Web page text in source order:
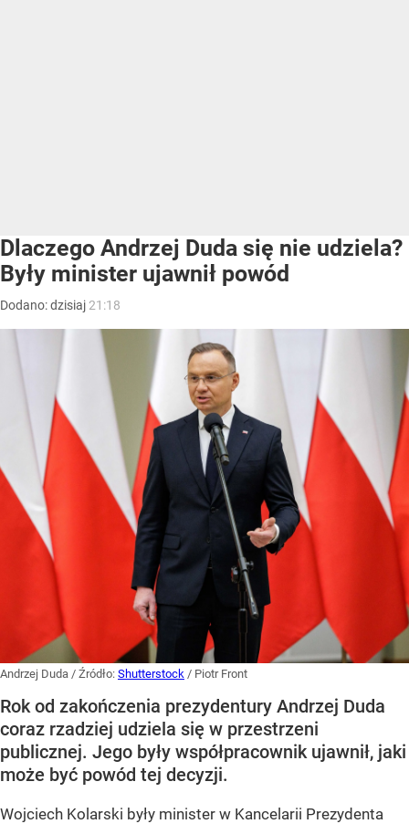
Dlaczego Andrzej Duda się nie udziela?
Były minister ujawnił powód
Dodano:dzisiaj 21:18
Andrzej Duda / Źródło: Shutterstock / Piotr Front
Rok od zakończenia prezydentury Andrzej Duda
coraz rzadziej udziela się w przestrzeni
publicznej. Jego były współpracownik ujawnił, jaki
może być powód tej decyzji.
Wojciech Kolarski były minister w Kancelarii Prezydenta